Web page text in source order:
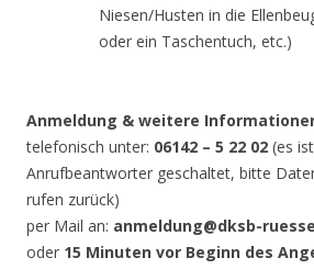
Niesen/Husten in die
oder ein Taschentuch, etc.)
Anmeldung & weitere
telefonisch unter: 06142 – 5 22 02 (es
Anrufbeantworter geschaltet, bitte
rufen zurück)
per Mail an: anmeldung@dksb-
oder 15 Minuten vor Beginn des